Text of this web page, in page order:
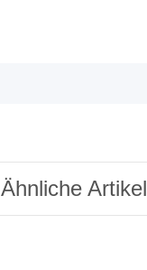
Ähnliche Artikel